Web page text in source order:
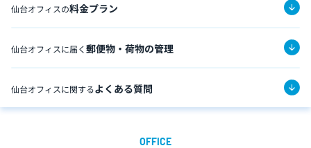
仙台オフィスの料金プラン
仙台オフィスに届く郵便物・荷物の管理
仙台オフィスに関するよくある質問